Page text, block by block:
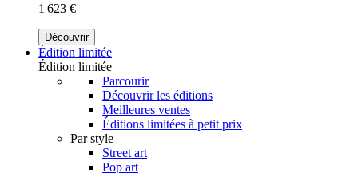
1 623 €
Découvrir
Édition limitée
Édition limitée
Parcourir
Découvrir les éditions
Meilleures ventes
Éditions limitées à petit prix
Par style
Street art
Pop art